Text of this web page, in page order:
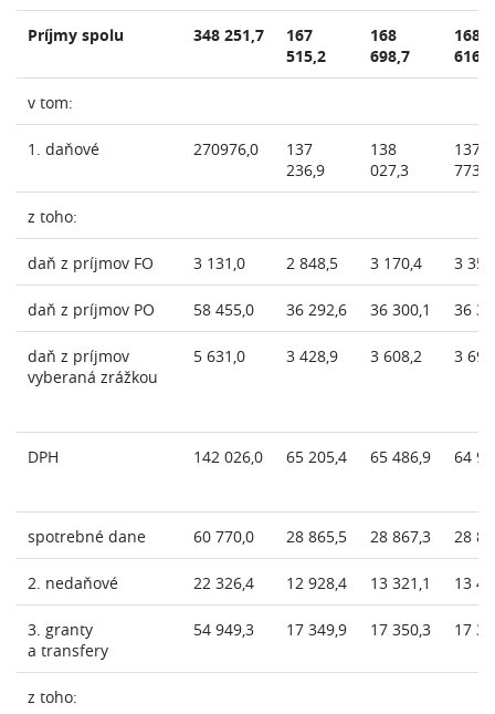
Príjmy spolu 348 251,7
167
515,2
168
698,7
168
616,8
v tom:
1. daňové 270976,0
137
236,9
138
027,3
137
773,0
z toho:
daň z príjmov FO 3 131,0 2 848,5 3 170,4 3
daň z príjmov PO 58 455,0 36 292,6 36 300,1 36
daň z príjmov
vyberaná zrážkou
5 631,0 3 428,9 3 608,2 3
DPH 142 026,0 65 205,4 65 486,9 64
spotrebné dane 60 770,0 28 865,5 28 867,3 28
2. nedaňové 22 326,4 12 928,4 13 321,1 13
3. granty
a transfery
54 949,3 17 349,9 17 350,3 17
z toho: